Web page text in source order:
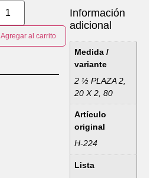
Agregar al carrito
Información
adicional
Medida /
variante
2 ½ PLAZA 2,
20 X 2, 80
Artículo
original
H-224
Lista